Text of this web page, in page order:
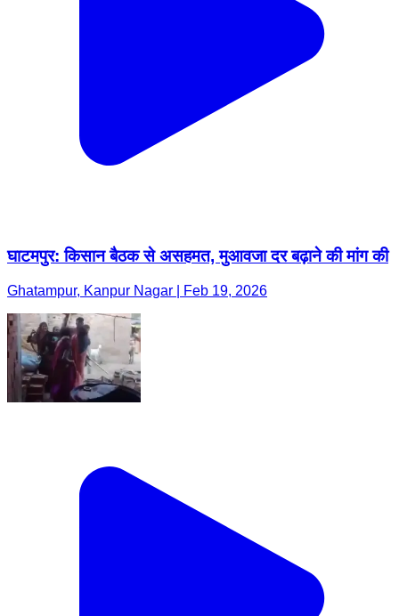
घाटमपुर: किसान बैठक से असहमत, मुआवजा दर बढ़ाने की मांग की
Ghatampur, Kanpur Nagar | Feb 19, 2026